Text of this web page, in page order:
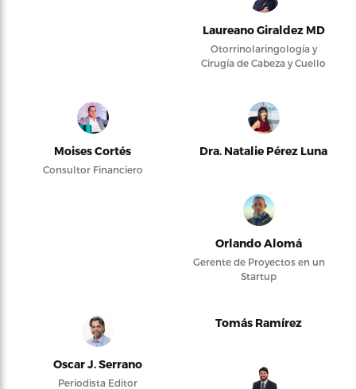
Laureano Giraldez MD
Otorrinolaringología y
Cirugía de Cabeza y Cuello
Moises Cortés
Consultor Financiero
Dra. Natalie Pérez Luna
Orlando Alomá
Gerente de Proyectos en un
Startup
Oscar J. Serrano
Periodista Editor
Tomás Ramírez